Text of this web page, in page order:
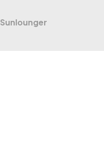
Sunlounger